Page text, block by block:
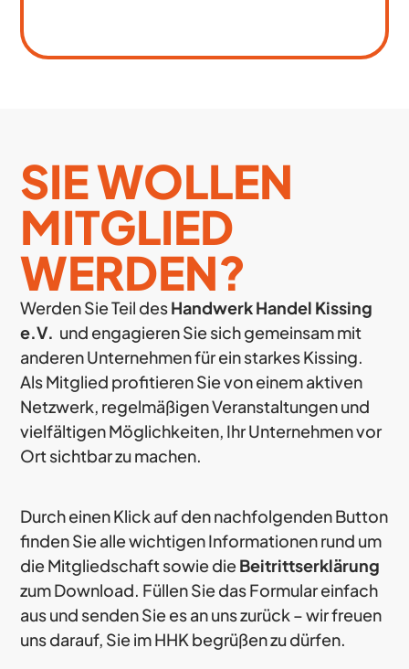
SIE WOLLEN
MITGLIED
WERDEN?
Werden Sie Teil desHandwerk Handel Kissing
e.V. und engagieren Sie sich gemeinsam mit
anderen Unternehmen für ein starkes Kissing.
Als Mitglied profitieren Sie von einem aktiven
Netzwerk, regelmäßigen Veranstaltungen und
vielfältigen Möglichkeiten, Ihr Unternehmen vor
Ort sichtbar zu machen.
Durch einen Klick auf den nachfolgenden Button
finden Sie alle wichtigen Informationen rund um
die Mitgliedschaft sowie dieBeitrittserklärung
zum Download. Füllen Sie das Formular einfach
aus und senden Sie es an uns zurück – wir freuen
uns darauf, Sie im HHK begrüßen zu dürfen.